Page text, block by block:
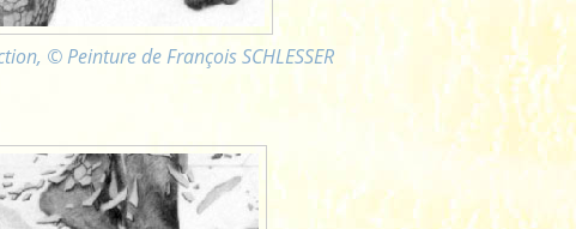
© Peinture de François SCHLESSER